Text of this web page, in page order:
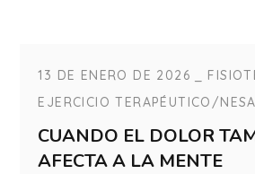
13 DE ENERO DE 2026
EJERCICIO TERAPÉUTICO
CUANDO EL DOLOR
AFECTA A LA MENTE